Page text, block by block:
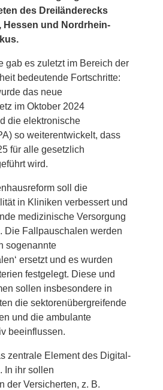
des Dreiländerecks
Hessen und Nordrhein-
gab es zuletzt im Bereich der
bedeutende Fortschritte:
das neue
im Oktober 2024
die elektronische
so weiterentwickelt, dass
für alle gesetzlich
wird.
soll die
in Kliniken verbessert und
medizinische Versorgung
Die Fallpauschalen werden
sogenannte
ersetzt und es wurden
festgelegt. Diese und
sollen insbesondere in
die sektorenübergreifende
und die ambulante
beeinflussen.
zentrale Element des Digital-
In ihr sollen
der Versicherten, z. B.